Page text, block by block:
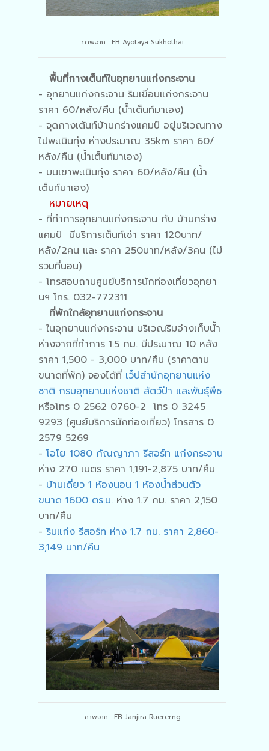
ภาพจาก : FB Ayotaya Sukhothai
พื้นที่กางเต็นท์ในอุทยานแก่งกระจาน
- อุทยานแก่งกระจาน ริมเขื่อนแก่งกระจาน
ราคา 60/หลัง/คืน (น้ำเต็นท์มาเอง)
- จุดกางเต้นท์บ้านกร่างแคมป์ อยู่บริเวณทาง
ไปพะเนินทุ่ง ห่างประมาณ 35km ราคา 60/
หลัง/คืน (น้ำเต็นท์มาเอง)
- บนเขาพะเนินทุ่ง ราคา 60/หลัง/คืน (น้ำ
เต็นท์มาเอง)
หมายเหตุ
- ที่ทำการอุทยานแก่งกระจาน กับ บ้านกร่าง
แคมป์ มีบริการเต็นท์เช่า ราคา 120บาท/
หลัง/2คน และ ราคา 250บาท/หลัง/3คน (ไม่
รวมที่นอน)
- โทรสอบถามศูนย์บริการนักท่องเที่ยวอุทยา
นฯ โทร. 032-772311
ที่พักใกล้อุทยานแก่งกระจาน
- ในอุทยานแก่งกระจาน บริเวณริมอ่างเก็บน้ำ
ห่างจากที่ทำการ 1.5 กม. มีประมาณ 10 หลัง
ราคา 1,500 - 3,000 บาท/คืน (ราคาตาม
ขนาดที่พัก) จองได้ที่ เว็ปสำนักอุทยานแห่ง
ชาติ กรมอุทยานแห่งชาติ สัตว์ป่า และพันธุ์พืช
หรือโทร 0 2562 0760-2 โทร 0 3245
9293 (ศูนย์บริการนักท่องเที่ยว) โทรสาร 0
2579 5269
- โอโย 1080 กัณญาภา รีสอร์ท แก่งกระจาน
ห่าง 270 เมตร ราคา 1,191-2,875 บาท/คืน
- บ้านเดี่ยว 1 ห้องนอน 1 ห้องน้ำส่วนตัว
ขนาด 1600 ตร.ม. ห่าง 1.7 กม. ราคา 2,150
บาท/คืน
- ริมแก่ง รีสอร์ท ห่าง 1.7 กม. ราคา 2,860-
3,149 บาท/คืน
ภาพจาก : FB Janjira Ruererng